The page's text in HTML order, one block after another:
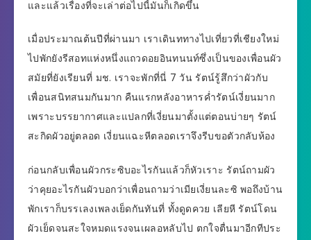
และแล้วเรื่องที่จะเล่าต่อไปนี้มันก็เกิดขึ้น
เมื่อประมาณต้นปีที่ผ่านมา เราเดินททางไปเที่ยวที่เชียงใหม่
ไปพักยังรีสอทแห่งหนึ่งแถวดอยอินทนนท์ซึ่งเป็นของเพื่อนผัว
สมัยที่ยังเรียนที่ มช. เราจะพักที่นี่ 7 วัน รัตน์รู้สึกว่าผัวกับ
เพื่อนสนิทสนมกันมาก คืนแรกหลังอาหารค่ำรัตน์เงี่ยนมาก
เพราะบรรยากาศและแปลกที่เงี่ยนมาตั้งแต่ตอนบ่ายๆ รัตน์
สะกิดผัวอยู่ตลอด เงี่ยนแฉะหีตลอดเราจึงรีบขอตัวกลับห้อง
ก่อนกลับเพื่อนผัวกระซิบอะไรกันแล้วก็หัวเราะ รัตน์ถามผัว
ว่าคุยอะไรกันผัวบอกว่าเพื่อนถามว่าเมียเงี่ยนละซิ พอถึงบ้าน
พักเราก็บรรเลงเพลงเย็ดกันทันที่ ทั้งดูดควย เลียหี รัตน์โดน
ผัวเย็ดจนสะใจหมดแรงจนเผลอหลับไป ตกใจตื่นมาอีกทีประ